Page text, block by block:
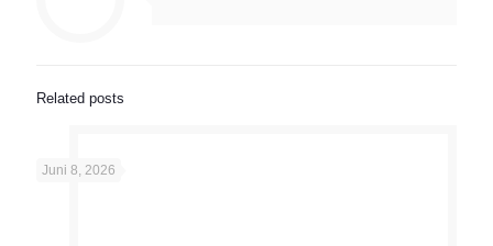
Related posts
Juni 8, 2026